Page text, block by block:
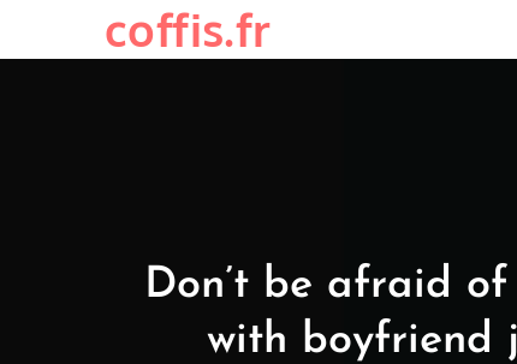
coffis.fr
Don’t be afraid
with boyfriend